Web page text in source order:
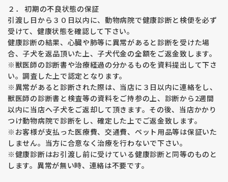
めになりたい方はご相談ください。
子犬は成長期であるため現時点で関節の状態を診断することは
できません。環境要因で発症することもありますので飼育環境
や運動、体重管理を飼い主様が管理していただく必要がありま
す。
【アレルギー・アトピー性皮膚炎】
最近アレルギーやアトピー性皮膚炎を発症している子が多く見
られます。
福田ブリーダーの両親犬は1才時にアレルギー検査をして数値
の確認をしています。
若年で数値が高い子は将来発症する可能性がある、親子で体質
が似ることもあるため、数値の高い子の繁殖はしていません。
【外耳炎】
外耳炎についても親子の体質が似ますので、耳の弱い子の繁殖
２． 初期の不良状態の保証
引渡し日から３０日以内に、動物病院で健康診断と検便を必ず
受けて、健康状態を確認して下さい。
健康診断の結果、心臓や肺等に異常があると診断を受けた場
合、子犬を返品頂いた上、子犬代金の全額をご返金致します。
※獣医師の診断書や治療経過の分かるものを資料提出して下さ
い。調査した上で認定となります。
※異常があると診断された際は、当店に３日以内に連絡をし、
獣医師の診断書と検査等の資料をご持参の上、診断から2週間
以内に当店へ子犬をご返却して頂きます。その後、当店かかり
つけ動物病院で診断をし、確定した上でご返金致します。
※お客様が支払った医療費、交通費、ペット用品等は保証いた
しません。当方に合意なく治療を行わないで下さい。
※健康診断はお引渡し前に受けている健康診断と同等のものと
します。異常が無い時、連絡は不要です。